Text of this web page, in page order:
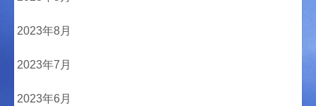
2023年8月
2023年7月
2023年6月